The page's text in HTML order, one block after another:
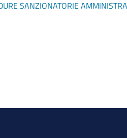
SANZIONATORIE